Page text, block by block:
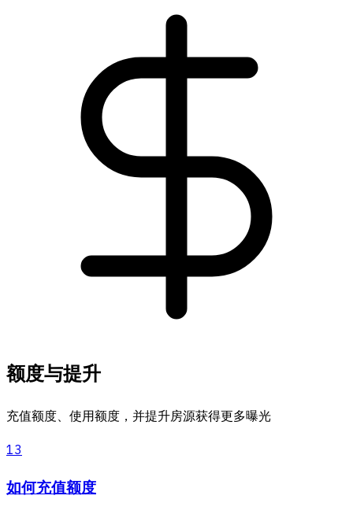
额度与提升
充值额度、使用额度，并提升房源获得更多曝光
13
如何充值额度